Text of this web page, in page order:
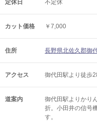
定休日 不定休
カット価格 ￥7,000
住所 長野県北佐久郡御
アクセス 御代田駅より徒歩
道案内
御代田駅よりかり
折。小田井の信号
す。